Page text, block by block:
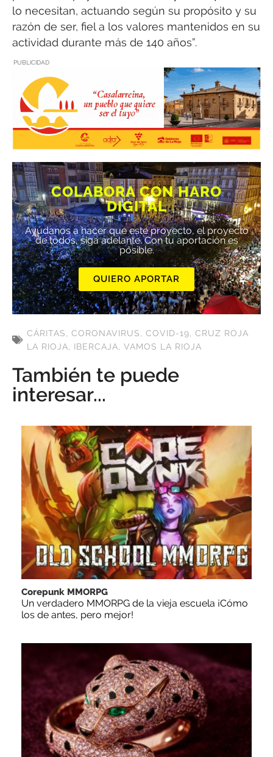
lo necesitan, actuando según su propósito y su
razón de ser, fiel a los valores mantenidos en su
actividad durante más de 140 años”.
PUBLICIDAD
COLABORA CON HARO
DIGITAL
Ayúdanos a hacer que este proyecto, el proyecto
de todos, siga adelante. Con tu aportación es
posible.
QUIERO APORTAR
CÁRITAS, CORONAVIRUS, COVID-19, CRUZ ROJA
LA RIOJA, IBERCAJA, VAMOS LA RIOJA
También te puede
interesar...
Corepunk MMORPG
Un verdadero MMORPG de la vieja escuela ¡Cómo
los de antes, pero mejor!